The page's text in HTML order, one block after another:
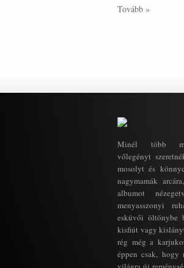
Tovább »
Minél több
vőlegényt
mosolyt és
nagymamák
albumot
menyasszonyi
esküvői
kisfiút vagy
rég még a
éppen csak,